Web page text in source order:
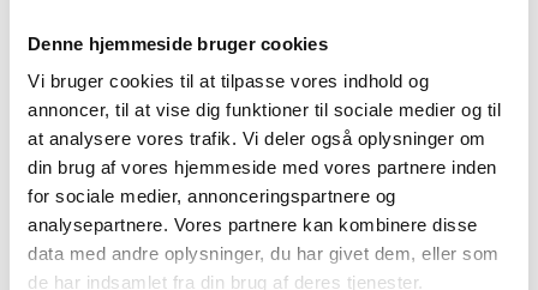
Denne hjemmeside bruger cookies
Vi bruger cookies til at tilpasse vores indhold og
annoncer, til at vise dig funktioner til sociale medier og til
at analysere vores trafik. Vi deler også oplysninger om
din brug af vores hjemmeside med vores partnere inden
for sociale medier, annonceringspartnere og
analysepartnere. Vores partnere kan kombinere disse
data med andre oplysninger, du har givet dem, eller som
de har indsamlet fra din brug af deres tjenester.
Hotel - Cambodia - Siem Reap